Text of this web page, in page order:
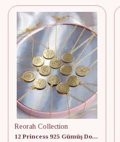
Reorah Collection
12 Princess 925 Gümüş Doğum Ayı Kolye